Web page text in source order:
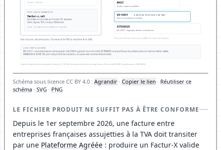
Schéma sous licence CC BY 4.0 : Agrandir · Copier le lien · Réutiliser ce
schéma · SVG · PNG
LE FICHIER PRODUIT NE SUFFIT PAS À ÊTRE CONFORME
Depuis le 1er septembre 2026, une facture entre
entreprises françaises assujetties à la TVA doit transiter
par une Plateforme Agréée : produire un Factur-X valide